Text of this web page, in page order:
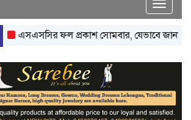
Toggle
ফল প্রকাশ সোমবার, যেভাবে জানা যাবে